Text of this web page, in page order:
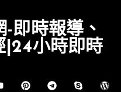
即時報導、
|24小時即時